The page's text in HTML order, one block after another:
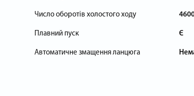
Число оборотів холостого ходу
Плавний пуск Є
Автоматичне змащення ланцюга